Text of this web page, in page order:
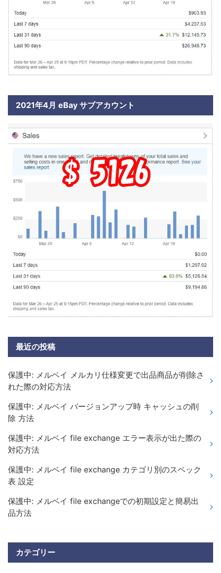
2021年4月 eBay サブアカウント
最近の投稿
保護中: メルベイ メルカリ仕様変更で出品商品が削除さ
れた際の対応方法
保護中: メルベイ バージョンアップ時 キャッシュの削
除 方法
保護中: メルベイ file exchange エラー表示が出た際の
対応方法
保護中: メルベイ file exchange カテゴリ別のスペック
表 設定
保護中: メルベイ file exchangeでの初期設定と簡易出
品方法
カテゴリー